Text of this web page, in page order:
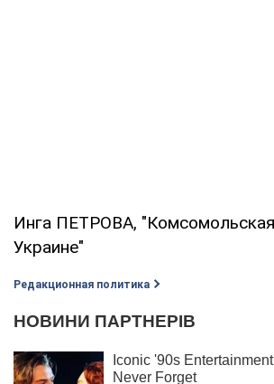
Инга ПЕТРОВА,
Украине"
Редакционная политика